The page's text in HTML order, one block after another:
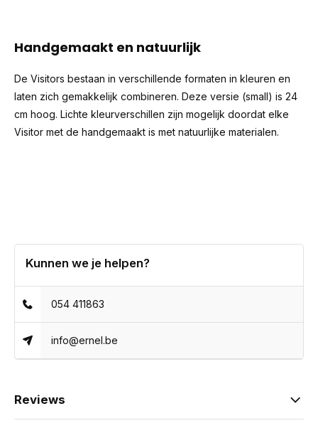
Handgemaakt en natuurlijk
De Visitors bestaan in verschillende formaten in kleuren en
laten zich gemakkelijk combineren. Deze versie (small) is 24
cm hoog. Lichte kleurverschillen zijn mogelijk doordat elke
Visitor met de handgemaakt is met natuurlijke materialen.
Kunnen we je helpen?
054 411863
info@ernel.be
Reviews